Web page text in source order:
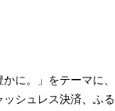
に。」をテーマに、
シュレス決済、ふる